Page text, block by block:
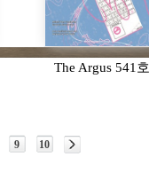
The Argus 541호
9 10